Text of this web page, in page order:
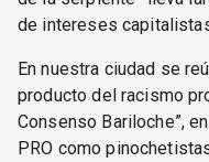
de intereses
En nuestra ciudad se
producto del racismo
Consenso Bariloche”,
PRO como